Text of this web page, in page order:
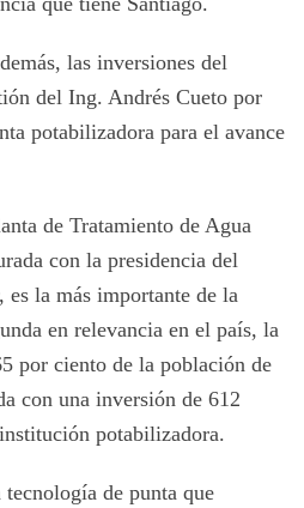
las inversiones del
del Ing. Andrés Cueto por
potabilizadora para el avance
de Tratamiento de Agua
con la presidencia del
la más importante de la
en relevancia en el país, la
por ciento de la población de
con una inversión de 612
potabilizadora.
de punta que